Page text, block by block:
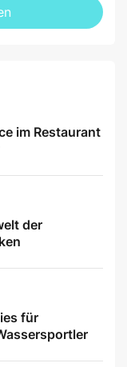
im Restaurant
der
für